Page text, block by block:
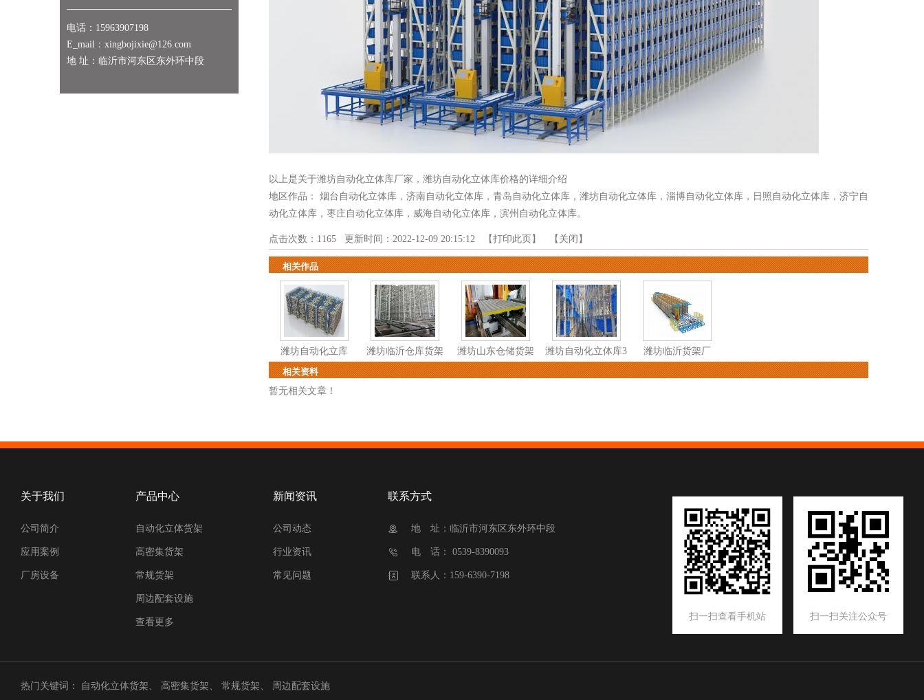
电话：15963907198
E_mail：xingbojixie@126.com
地 址：临沂市河东区东外环中段
以上是关于潍坊自动化立体库厂家，潍坊自动化立体库价格的详细介绍
地区作品： 烟台自动化立体库， 济南自动化立体库， 青岛自动化立体库， 潍坊自动化立体库， 淄博自动化立体库， 日照自动化立体库， 济宁自
动化立体库， 枣庄自动化立体库， 威海自动化立体库， 滨州自动化立体库。
点击次数： 1165更新时间：2022-12-09 20:15:12 【 打印此页 】 【 关闭 】
相关作品
潍坊自动化立库 潍坊临沂仓库货架 潍坊山东仓储货架 潍坊自动化立体库3
潍坊临沂货架厂
相关资料
暂无相关文章！
关于我们
公司简介
应用案例
厂房设备
产品中心
自动化立体货架
高密集货架
常规货架
周边配套设施
查看更多
新闻资讯
公司动态
行业资讯
常见问题
联系方式
地 址：临沂市河东区东外环中段
电 话： 0539-8390093
联系人：159-6390-7198
扫一扫关注公众号
扫一扫查看手机站
热门关键词： 自动化立体货架 高密集货架 常规货架 周边配套设施